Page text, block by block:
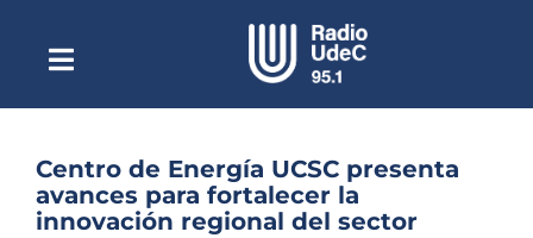
contenidoToggle
NavigationEscuchar Radio UdeC en vivo
Quiénes Somos
Programación
Centro de Energía UCSC presenta
avances para fortalecer la
innovación regional del sector